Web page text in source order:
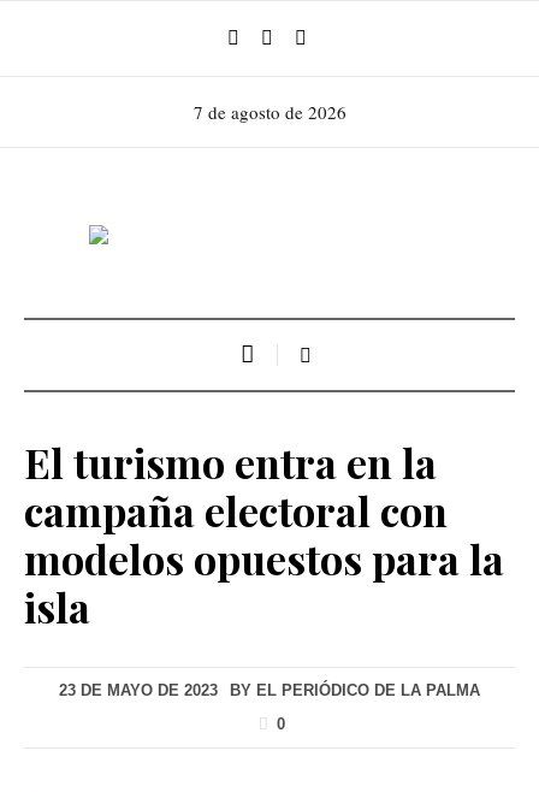
7 de agosto de 2026
El turismo entra en la
campaña electoral con
modelos opuestos para la
isla
23 DE MAYO DE 2023 BY EL PERIÓDICO DE LA PALMA
0